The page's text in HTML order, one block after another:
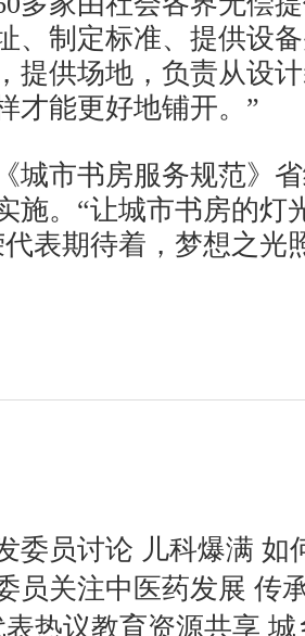
、制定标准、提供设
提供场地，负责从设
才能更好地铺开。”
市书房服务规范》省
施。“让城市书房的灯
表期待着，梦想之光
委员讨论 儿科爆满 如
员关注中医药发展 传
热议教育资源共享